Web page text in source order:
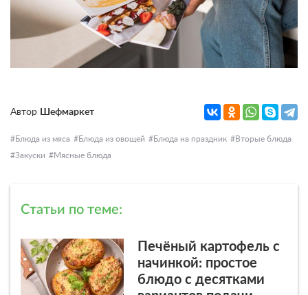
Автор Шефмаркет
Блюда из мяса Блюда из овощей Блюда на праздник
Вторые блюда
Закуски
Мясные блюда
Статьи по теме:
Печёный картофель с
начинкой: простое
блюдо с десятками